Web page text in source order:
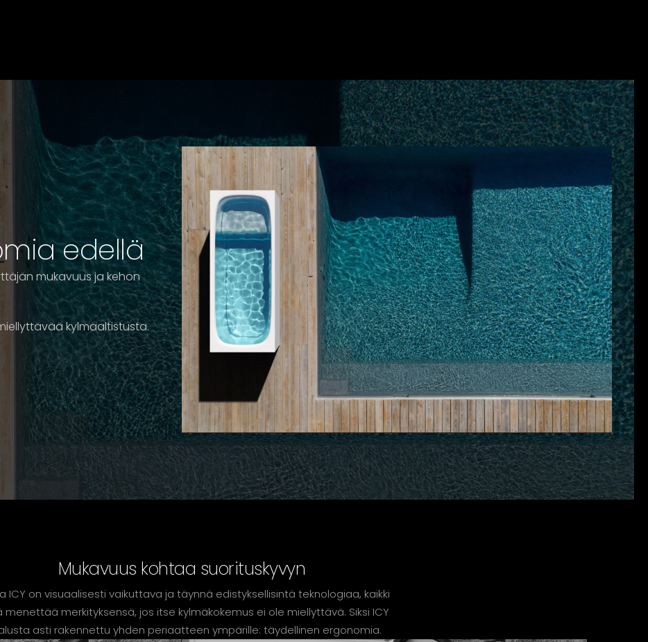
edellä
mukavuus ja kehon
kylmäaltistusta.
Mukavuus kohtaa suorituskyvyn
ICY on visuaalisesti vaikuttava ja täynnä edistyksellisintä teknologiaa, kaikki
menettää merkityksensä, jos itse kylmäkokemus ei ole miellyttävä. Siksi ICY
asti rakennettu yhden periaatteen ympärille: täydellinen ergonomia.